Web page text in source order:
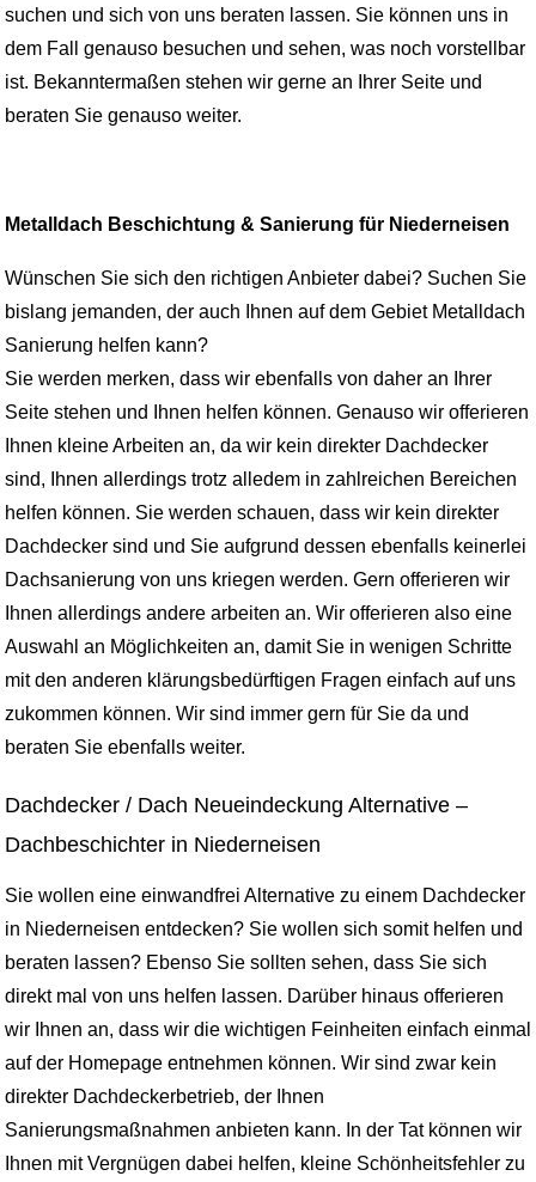
suchen und sich von uns beraten lassen. Sie können uns in
dem Fall genauso besuchen und sehen, was noch vorstellbar
ist. Bekanntermaßen stehen wir gerne an Ihrer Seite und
beraten Sie genauso weiter.
Metalldach Beschichtung & Sanierung für Niederneisen
Wünschen Sie sich den richtigen Anbieter dabei? Suchen Sie
bislang jemanden, der auch Ihnen auf dem Gebiet Metalldach
Sanierung helfen kann?
Sie werden merken, dass wir ebenfalls von daher an Ihrer
Seite stehen und Ihnen helfen können. Genauso wir offerieren
Ihnen kleine Arbeiten an, da wir kein direkter Dachdecker
sind, Ihnen allerdings trotz alledem in zahlreichen Bereichen
helfen können. Sie werden schauen, dass wir kein direkter
Dachdecker sind und Sie aufgrund dessen ebenfalls keinerlei
Dachsanierung von uns kriegen werden. Gern offerieren wir
Ihnen allerdings andere arbeiten an. Wir offerieren also eine
Auswahl an Möglichkeiten an, damit Sie in wenigen Schritte
mit den anderen klärungsbedürftigen Fragen einfach auf uns
zukommen können. Wir sind immer gern für Sie da und
beraten Sie ebenfalls weiter.
Dachdecker / Dach Neueindeckung Alternative –
Dachbeschichter in Niederneisen
Sie wollen eine einwandfrei Alternative zu einem Dachdecker
in Niederneisen entdecken? Sie wollen sich somit helfen und
beraten lassen? Ebenso Sie sollten sehen, dass Sie sich
direkt mal von uns helfen lassen. Darüber hinaus offerieren
wir Ihnen an, dass wir die wichtigen Feinheiten einfach einmal
auf der Homepage entnehmen können. Wir sind zwar kein
direkter Dachdeckerbetrieb, der Ihnen
Sanierungsmaßnahmen anbieten kann. In der Tat können wir
Ihnen mit Vergnügen dabei helfen, kleine Schönheitsfehler zu